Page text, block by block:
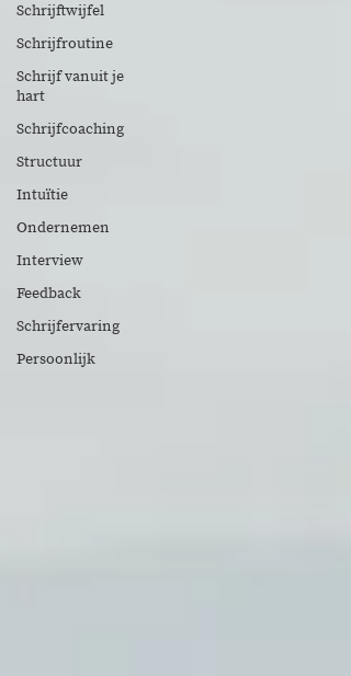
Schrijftwijfel
Schrijfroutine
Schrijf vanuit je
hart
Schrijfcoaching
Structuur
Intuïtie
Ondernemen
Interview
Feedback
Schrijfervaring
Persoonlijk